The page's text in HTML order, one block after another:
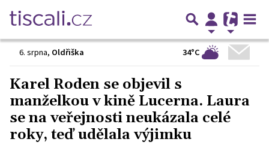
6. srpna, Oldřiška 34°C
Karel Roden se objevil s
manželkou v kině Lucerna. Laura
se na veřejnosti neukázala celé
roky, teď udělala výjimku